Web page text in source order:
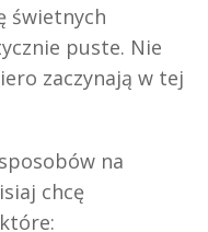
świetnych
puste. Nie
zaczynają w tej
na
chcę